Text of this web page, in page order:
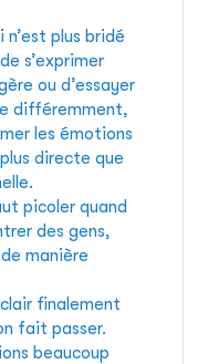
n’est plus bridé
s’exprimer
ou d’essayer
différemment,
les émotions
directe que
picoler quand
des gens,
manière
finalement
fait passer.
beaucoup